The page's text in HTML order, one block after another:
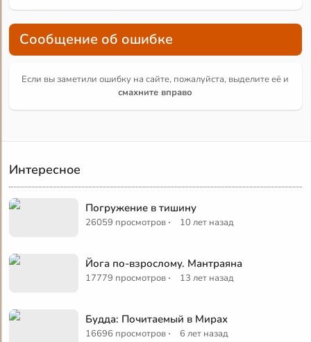
Сообщение об ошибке
Если вы заметили ошибку на сайте, пожалуйста, выделите её и
смахните вправо
Интересное
Погружение в тишину
26059 просмотров · 10 лет назад
Йога по-взрослому. Мантраяна
17779 просмотров · 13 лет назад
Будда: Почитаемый в Мирах
16696 просмотров · 6 лет назад